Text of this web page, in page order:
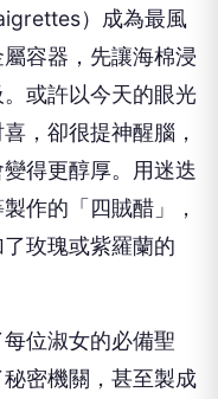
）成為最風
容器，先讓海棉浸
或許以今天的眼光
，卻很提神醒腦，
得更醇厚。用迷迭
作的「四賊醋」，
玫瑰或紫羅蘭的
位淑女的必備聖
密機關，甚至製成